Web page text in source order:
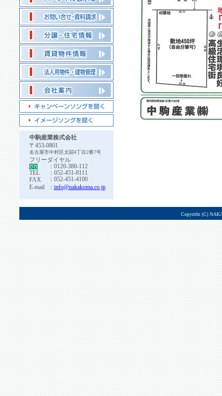
中駒産業株式会社
〒453-0801
名古屋市中村区太閤4丁目2番7号
フリーダイヤル
：0120-380-112
TEL
：052-451-8111
FAX
：052-451-4100
E-mail
： info@nakakoma.co.jp
Copyritht (C)